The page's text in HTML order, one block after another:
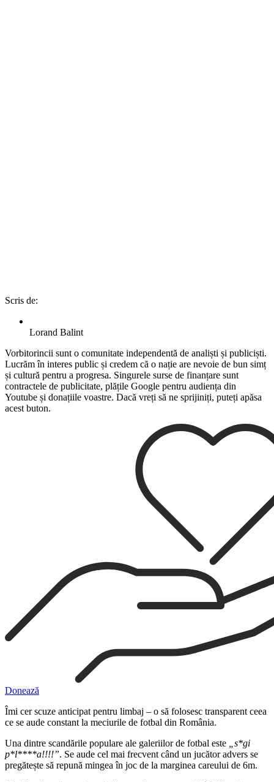
Scris de:
Lorand Balint
Vorbitorincii sunt o comunitate independentă de analiști și publiciști.
Lucrăm în interes public și credem că o nație are nevoie de bun simț
și cultură pentru a progresa. Singurele surse de finanțare sunt
contractele de publicitate, plățile Google pentru audiența din
Youtube și donațiile voastre. Dacă vreți să ne sprijiniți, puteți apăsa
acest buton.
Donează
Îmi cer scuze anticipat pentru limbaj – o să folosesc transparent ceea
ce se aude constant la meciurile de fotbal din România.
Una dintre scandările populare ale galeriilor de fotbal este
„s*gi
p*l****a!!!!”. Se aude cel mai frecvent când un jucător advers se
pregătește să repună mingea în joc de la marginea careului de 6m.